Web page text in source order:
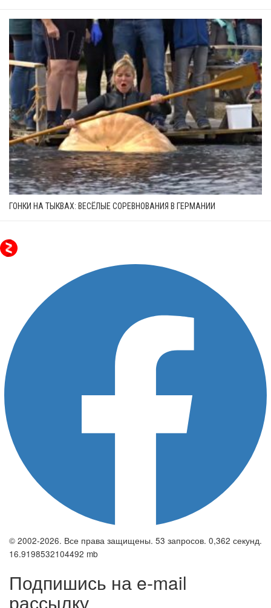
ГОНКИ НА ТЫКВАХ: ВЕСЁЛЫЕ СОРЕВНОВАНИЯ В ГЕРМАНИИ
© 2002-2026. Все права защищены. 53 запросов. 0,362 секунд.
16.9198532104492 mb
Подпишись на e-mail
рассылку